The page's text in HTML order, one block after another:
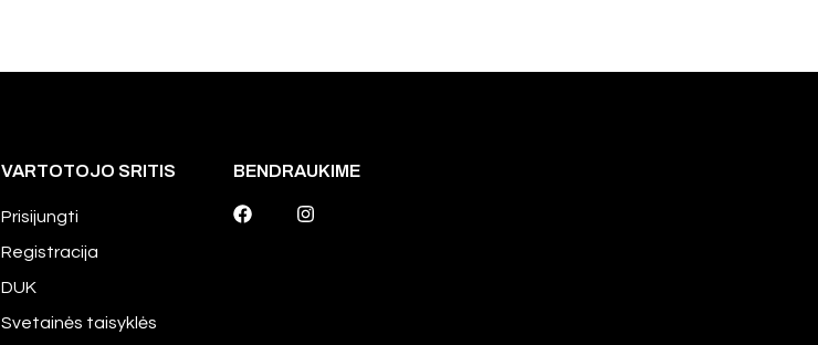
VARTOTOJO SRITIS
Prisijungti
Registracija
DUK
Svetainės taisyklės
BENDRAUKIME